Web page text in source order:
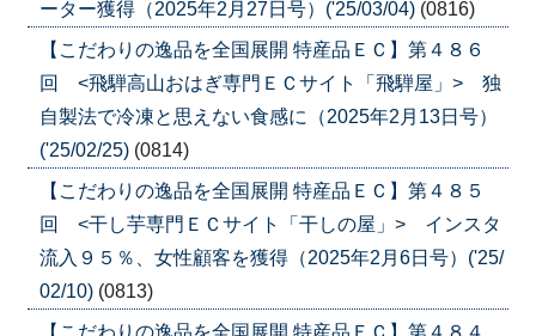
ーター獲得（2025年2月27日号）('25/03/04) (0816)
【こだわりの逸品を全国展開 特産品ＥＣ】第４８６
回 <飛騨高山おはぎ専門ＥＣサイト「飛騨屋」> 独
自製法で冷凍と思えない食感に（2025年2月13日号）
('25/02/25) (0814)
【こだわりの逸品を全国展開 特産品ＥＣ】第４８５
回 <干し芋専門ＥＣサイト「干しの屋」> インスタ
流入９５％、女性顧客を獲得（2025年2月6日号）('25/
02/10) (0813)
【こだわりの逸品を全国展開 特産品ＥＣ】第４８４